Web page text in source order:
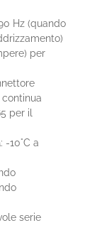
Hz (quando
per
per il
: -10°C a
serie